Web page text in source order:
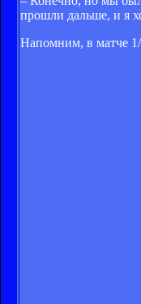
прошли дальше, и я
Напомним, в матче